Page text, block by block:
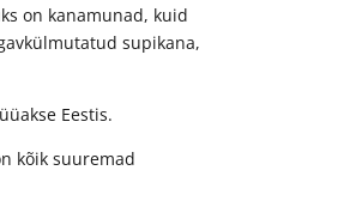
on kanamunad, kuid
supikana,
Eestis.
kõik suuremad